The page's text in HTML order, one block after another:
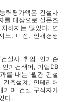
력평가액은 건설사
를 대상으로 설문조
하지는 않았다. 연
도, 비전, 인재경영
설사 취업 인기순
인기검색어, 기업DB
를 내는 ‘월간 건설
건축설계, 인테리어
기며 건설 구직자가
다.